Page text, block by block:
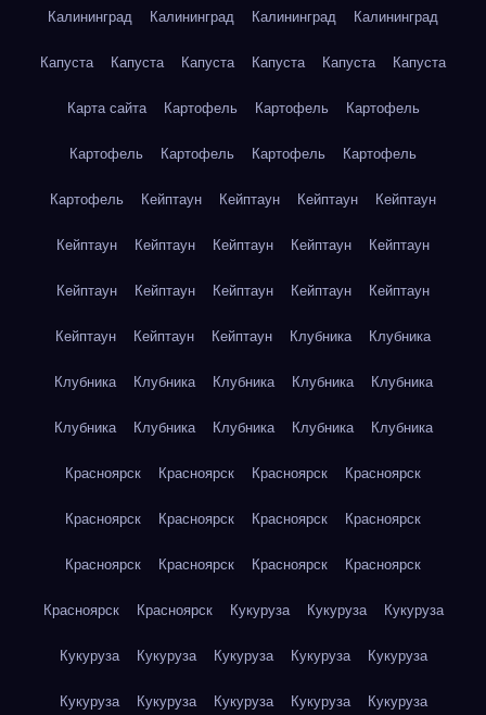
Калининград Калининград Калининград Калининград
Капуста Капуста Капуста Капуста Капуста Капуста
Карта сайта Картофель Картофель Картофель
Картофель Картофель Картофель Картофель
Картофель Кейптаун Кейптаун Кейптаун Кейптаун
Кейптаун Кейптаун Кейптаун Кейптаун Кейптаун
Кейптаун Кейптаун Кейптаун Кейптаун Кейптаун
Кейптаун Кейптаун Кейптаун Клубника Клубника
Клубника Клубника Клубника Клубника Клубника
Клубника Клубника Клубника Клубника Клубника
Красноярск Красноярск Красноярск Красноярск
Красноярск Красноярск Красноярск Красноярск
Красноярск Красноярск Красноярск Красноярск
Красноярск Красноярск Кукуруза Кукуруза Кукуруза
Кукуруза Кукуруза Кукуруза Кукуруза Кукуруза
Кукуруза Кукуруза Кукуруза Кукуруза Кукуруза